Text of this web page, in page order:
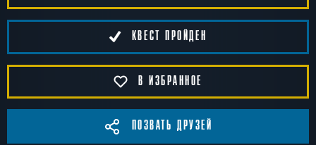
КВЕСТ ПРОЙДЕН
В ИЗБРАННОЕ
ПОЗВАТЬ ДРУЗЕЙ